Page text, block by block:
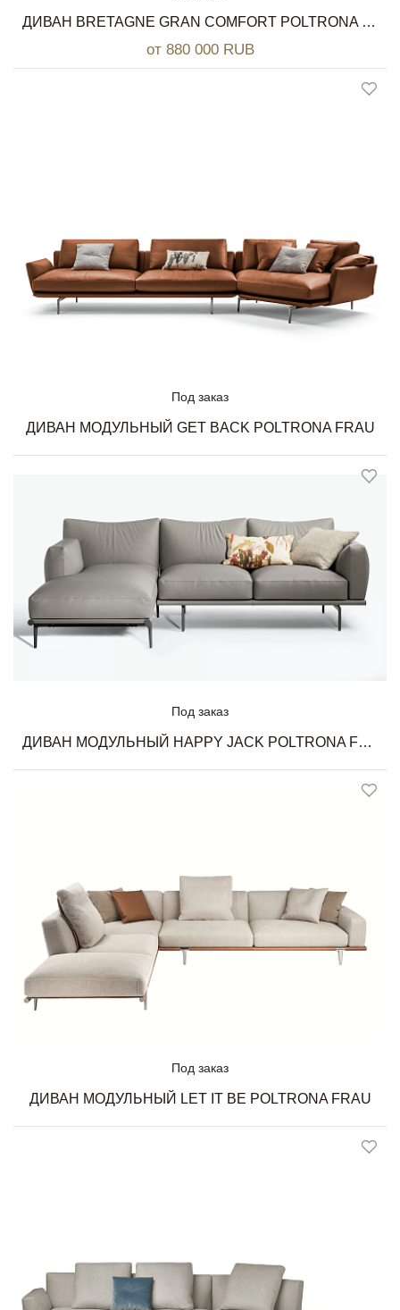
ДИВАН BRETAGNE GRAN COMFORT POLTRONA FRAU
от 880 000 RUB
Под заказ
ДИВАН МОДУЛЬНЫЙ GET BACK POLTRONA FRAU
Под заказ
ДИВАН МОДУЛЬНЫЙ HAPPY JACK POLTRONA FRAU
Под заказ
ДИВАН МОДУЛЬНЫЙ LET IT BE POLTRONA FRAU